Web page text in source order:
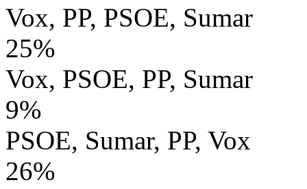
Vox, PP, PSOE, Sumar
25%
Vox, PSOE, PP, Sumar
9%
PSOE, Sumar, PP, Vox
26%